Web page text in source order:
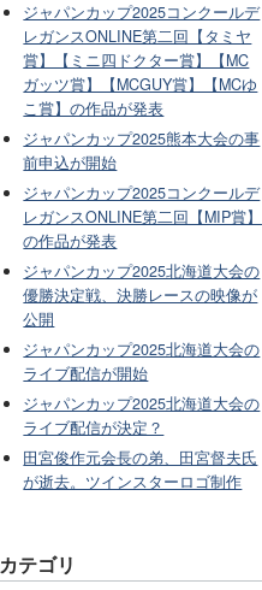
ジャパンカップ2025コンクールデ
レガンスONLINE第二回【タミヤ
賞】【ミニ四ドクター賞】【MC
ガッツ賞】【MCGUY賞】【MCゆ
こ賞】の作品が発表
ジャパンカップ2025熊本大会の事
前申込が開始
ジャパンカップ2025コンクールデ
レガンスONLINE第二回【MIP賞】
の作品が発表
ジャパンカップ2025北海道大会の
優勝決定戦、決勝レースの映像が
公開
ジャパンカップ2025北海道大会の
ライブ配信が開始
ジャパンカップ2025北海道大会の
ライブ配信が決定？
田宮俊作元会長の弟、田宮督夫氏
が逝去。ツインスターロゴ制作
カテゴリ